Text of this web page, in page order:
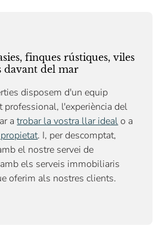
finques rústiques, viles
davant del mar
disposem d'un equip
l'experiència del
atrobar la vostra llar idealo a
. I, per descomptat,
el nostre servei de
els serveis immobiliaris
oferim als nostres clients.